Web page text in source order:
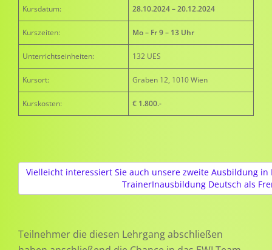
Kursdatum: 28.10.2024 – 20.12.2024
Kurszeiten: Mo – Fr 9 – 13 Uhr
Unterrichtseinheiten: 132 UES
Kursort: Graben 12, 1010 Wien
Kurskosten: € 1.800.-
Vielleicht interessiert Sie auch unsere zweite Ausbildung
TrainerInausbildung Deutsch als
Teilnehmer die diesen Lehrgang abschließen